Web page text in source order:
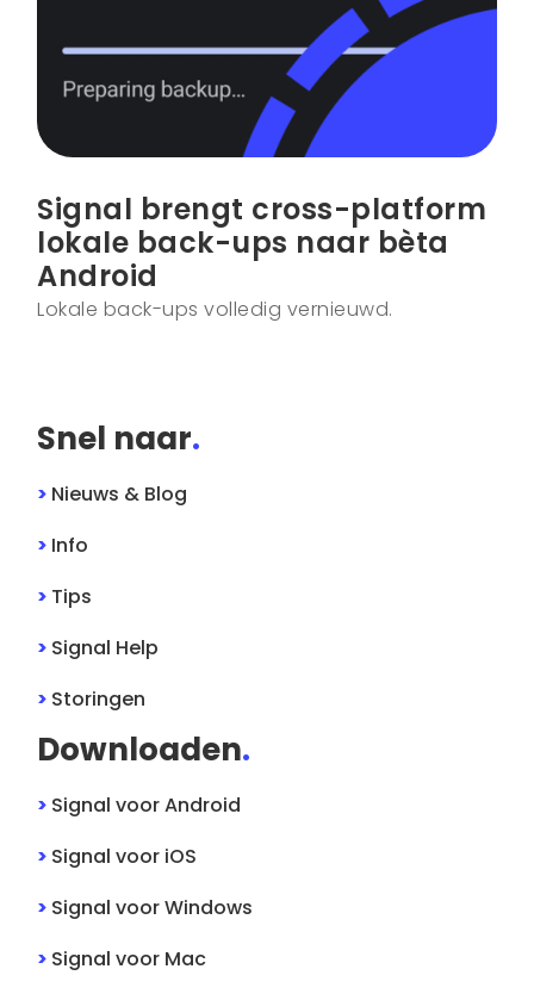
Signal brengt cross-platform
lokale back-ups naar bèta
Android
Lokale back-ups volledig vernieuwd.
Snel naar.
> Nieuws & Blog
> Info
> Tips
> Signal Help
> Storingen
Downloaden.
> SignalvoorAndroid
> Signalvoor iOS
> SignalvoorWindows
> Signalvoor Mac